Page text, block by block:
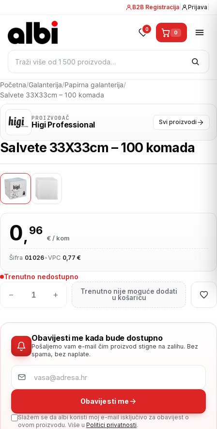
B2B Registracija Prijava
Pretraži:
0 0
Početna/Galanterija/Papirna galanterija/
Salvete 33X33cm – 100 komada
PROIZVOĐAČ
Higi Professional Svi proizvodi
Salvete 33X33cm – 100 komada
01/ 02
0,96
€ / kom
Šifra 01026•VPC 0,77 €
Trenutno nedostupno
− +
Trenutno nije moguće dodati
u košaricu
Obavijesti me kada bude dostupno
Pošaljemo vam e-mail čim proizvod stigne na zalihu. Bez
spama, bez naplate.
Obavijesti me
Slažem se da albi koristi moj e-mail isključivo za obavijest o
ovom proizvodu. Više u Politici privatnosti.